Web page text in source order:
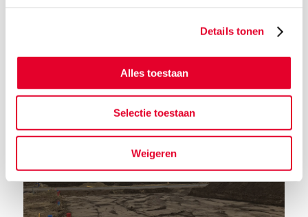
Details tonen
Alles toestaan
Selectie toestaan
Weigeren